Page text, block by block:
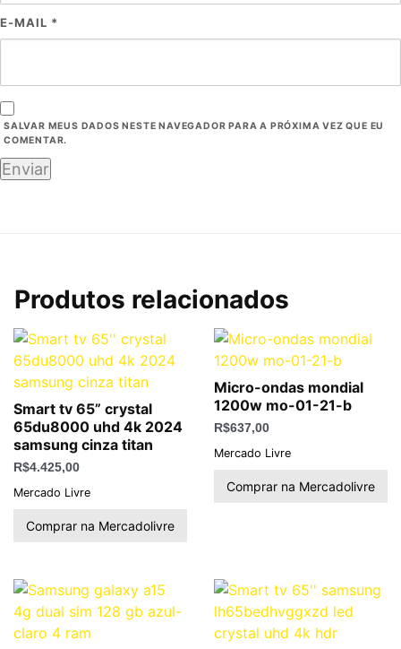
E-MAIL *
SALVAR MEUS DADOS NESTE NAVEGADOR PARA A PRÓXIMA VEZ QUE EU
COMENTAR.
Produtos relacionados
Smart tv 65” crystal
65du8000 uhd 4k 2024
samsung cinza titan
R$4.425,00
Mercado Livre
Comprar na Mercadolivre
Micro-ondas mondial
1200w mo-01-21-b
R$637,00
Mercado Livre
Comprar na Mercadolivre